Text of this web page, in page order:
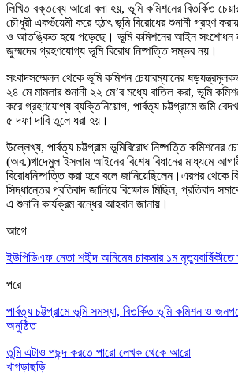
লিখিত বক্তব্যে আরো বলা হয়, ভূমি কমিশনের বিতর্কিত
চৌধুরী একগুঁয়েমী করে হঠাৎ ভূমি বিরোধের শুনানী গ্রহণ
ও আতঙ্কিত হয়ে পড়েছে। ভূমি কমিশনের আইন সংশোধন
জুম্মদেরগ্রহণযোগ্য ভূমি বিরোধ নিষ্পত্তি সম্ভব নয় ।
সংবাদসম্মেলন থেকে ভূমি কমিশন চেয়ারম্যানের
২৪ মে মামলার শুনানী ২২ মে’র মধ্যে বাতিল করা, ভূমি
করে গ্রহণযোগ্য ব্যক্তিনিয়োগ, পার্বত্য চট্টগ্রামে জমিবে
৫ দফা দাবি তুলে ধরা হয়।
উল্লেখ্য, পার্বত্য চট্টগ্রাম ভূমিবিরোধ নিষ্পত্তি কমিশনের
(অব.)খাদেমুল ইসলাম আইনের বিশেষ বিধানের মাধ্যমে
বিরোধনিষ্পত্তি করা হবে বলে জানিয়েছিলেন। এরপর থেকে
সিদ্ধান্তের প্রতিবাদ জানিয়ে বিক্ষোভ মিছিল, প্রতিবাদ
এ শুনানি কার্যক্রম বন্ধের আহবান জানায় ।
আগে
ইউপিডিএফ নেতা শহীদ অনিমেষ চাকমার ১ম
পরে
পার্বত্য চট্টগ্রামে ভূমি সমস্যা, বিতর্কিত ভূমি কমিশন ও
অনুষ্ঠিত
তুমি এটাও পছন্দ করতে পারো লেখক থেকে আরো
খাগড়াছড়ি